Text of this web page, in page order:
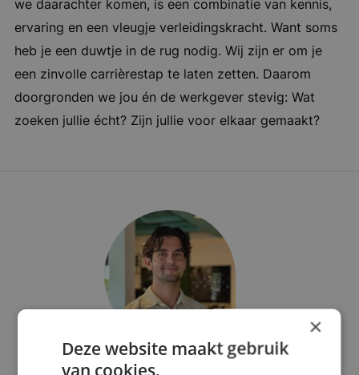
we daarachter komen, is een combinatie van kennis,
ervaring en een vleugje verleidingskracht. Want soms
heb je een duwtje in de rug nodig. Wij zijn er om je
een zinvolle carrièrestap te laten zetten. Daarom
doorgronden we jou én de werkgever stevig: Wat
zoeken jullie écht? Zijn jullie voor elkaar gemaakt?
×
Deze website maakt gebruik
van cookies.